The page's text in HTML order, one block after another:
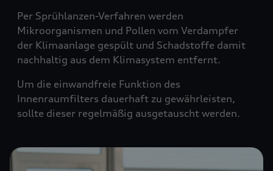
Per Sprühlanzen-Verfahren werden
Mikroorganismen und Pollen vom Verdampfer
der Klimaanlage gespült und Schadstoffe damit
nachhaltig aus dem Klimasystem entfernt.
Um die einwandfreie Funktion des
Innenraumfilters dauerhaft zu gewährleisten,
sollte dieser regelmäßig ausgetauscht werden.